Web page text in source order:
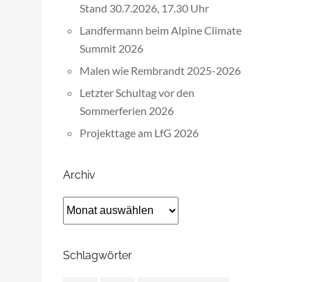
Stand 30.7.2026, 17.30 Uhr
Landfermann beim Alpine Climate
Summit 2026
Malen wie Rembrandt 2025-2026
Letzter Schultag vor den
Sommerferien 2026
Projekttage am LfG 2026
Archiv
Archiv
Schlagwörter